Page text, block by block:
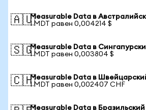
🇦🇺Measurable Data в
1 MDT равен 0,004214 $
🇸🇬Measurable Data в
1 MDT равен 0,003804 $
🇨🇭Measurable Data в
1 MDT равен 0,002407 CHF
Measurable Data в